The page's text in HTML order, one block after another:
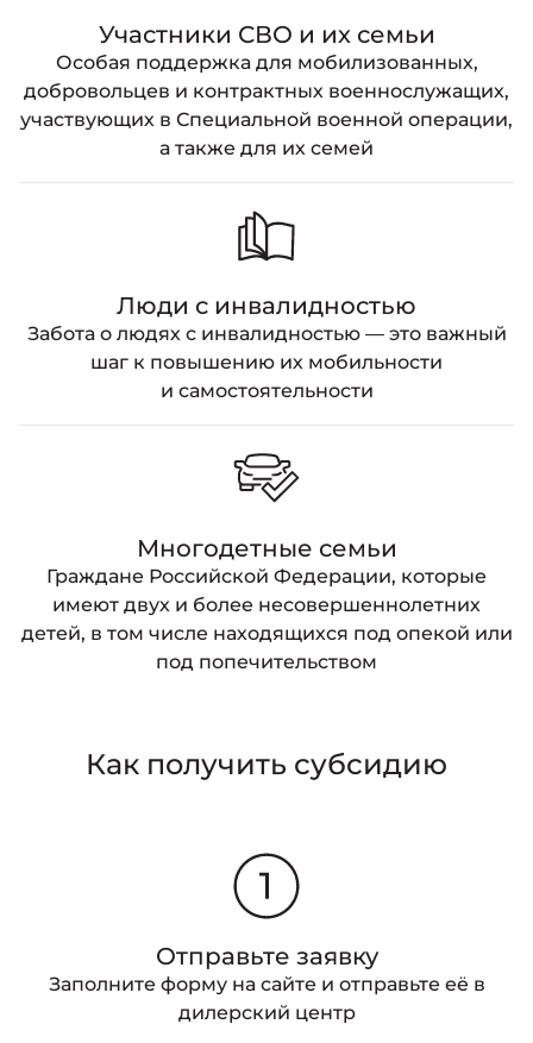
Участники СВО и их семьи
Особая поддержка для мобилизованных,
добровольцев и контрактных военнослужащих,
участвующих в Специальной военной операции,
а также для их семей
Люди с инвалидностью
Забота о людях с инвалидностью — это важный
шаг к повышению их мобильности
и самостоятельности
Многодетные семьи
Граждане Российской Федерации, которые
имеют двух и более несовершеннолетних
детей, в том числе находящихся под опекой или
под попечительством
Как получить субсидию
Отправьте заявку
Заполните форму на сайте и отправьте её в
дилерский центр